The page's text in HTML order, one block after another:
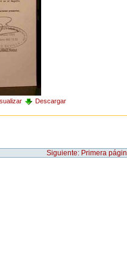
Descargar
Siguiente: Primera